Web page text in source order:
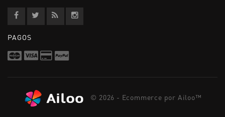
PAGOS
© 2026 - Ecommerce por Ailoo™